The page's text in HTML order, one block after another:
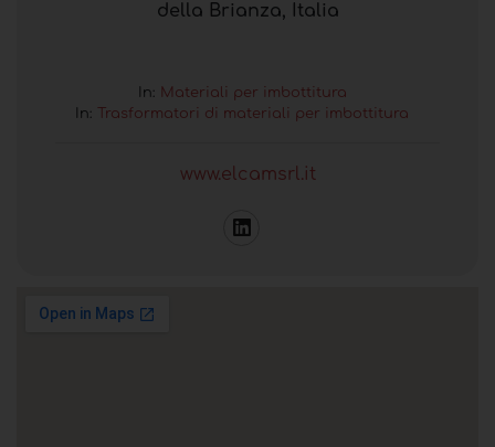
della Brianza, Italia
In: Materiali per imbottitura
In:
Trasformatori di materiali per imbottitura
www.elcamsrl.it